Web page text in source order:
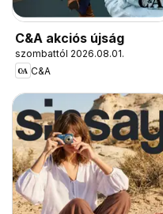
C&A akciós újság
szombattól 2026.08.01.
C&A